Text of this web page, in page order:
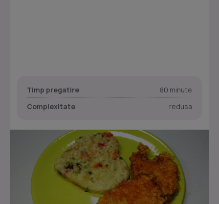
Timp pregatire
80 minute
Complexitate
redusa